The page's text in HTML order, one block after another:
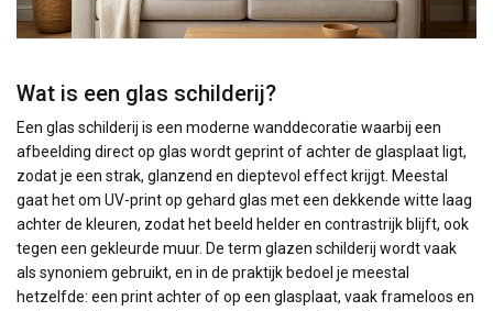
Wat is een glas schilderij?
Een glas schilderij is een moderne wanddecoratie waarbij een
afbeelding direct op glas wordt geprint of achter de glasplaat ligt,
zodat je een strak, glanzend en dieptevol effect krijgt. Meestal
gaat het om UV-print op gehard glas met een dekkende witte laag
achter de kleuren, zodat het beeld helder en contrastrijk blijft, ook
tegen een gekleurde muur. De term glazen schilderij wordt vaak
als synoniem gebruikt, en in de praktijk bedoel je meestal
hetzelfde: een print achter of op een glasplaat, vaak frameloos en